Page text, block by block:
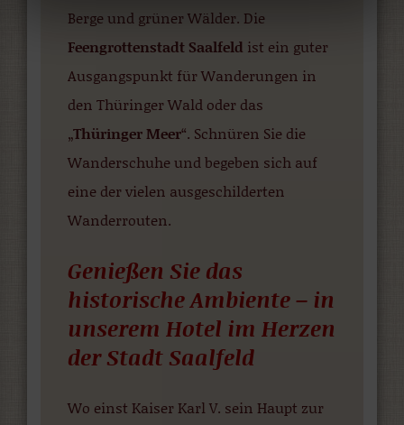
Berge und grüner Wälder. Die
Feengrottenstadt Saalfeld ist ein guter
Ausgangspunkt für Wanderungen in
den Thüringer Wald oder das
„Thüringer Meer“. Schnüren Sie die
Wanderschuhe und begeben sich auf
eine der vielen ausgeschilderten
Wanderrouten.
Genießen Sie das
historische Ambiente – in
unserem Hotel im Herzen
der Stadt Saalfeld
Wo einst Kaiser Karl V. sein Haupt zur